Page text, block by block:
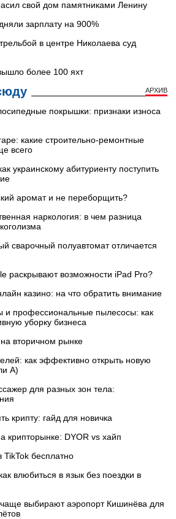
свой дом памятниками Ленину
зарплату на 900%
в центре Николаева суд
более 100 яхт
АРХИВ
покрышки: признаки износа
какие строительно-ремонтные
всего
украинскому абитуриенту поступить
аромат и не переборщить?
наркология: в чем разница
сварочный полуавтомат отличается
раскрывают возможности iPad Pro?
казино: на что обратить внимание
профессиональные пылесосы: как
уборку бизнеса
вторичном рынке
как эффективно открыть новую
А)
для разных зон тела:
крипту: гайд для новичка
крипторынке: DYOR vs хайп
TikTok бесплатно
влюбиться в язык без поездки в
выбирают аэропорт Кишинёва для